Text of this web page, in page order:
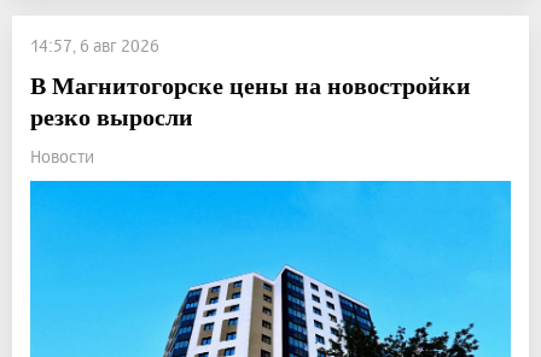
14:57, 6 авг 2026
В Магнитогорске цены на новостройки
резко выросли
Новости